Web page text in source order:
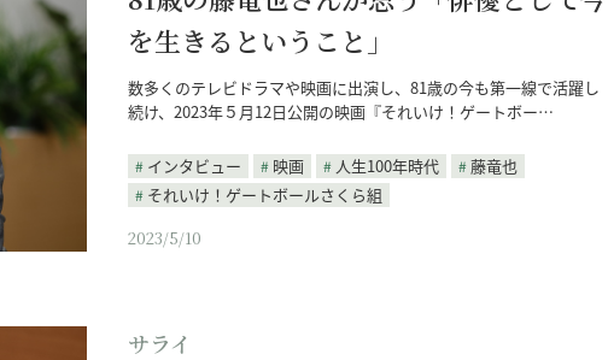
を生きるということ」
数多くのテレビドラマや映画に出演し、81歳の今も第一線で活躍し
続け、2023年５月12日公開の映画『それいけ！ゲートボー…
インタビュー 映画 人生100年時代
藤竜也
それいけ！ゲートボールさくら組
2023/5/10
サライ